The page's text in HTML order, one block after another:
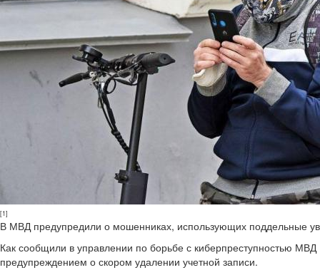
[1]
В МВД предупредили о мошенниках, использующих поддельные
Как сообщили в управлении по борьбе с киберпреступностью
предупреждением о скором удалении учетной записи.